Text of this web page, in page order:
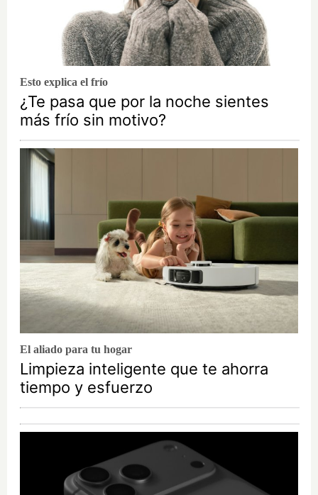
Esto explica el frío
¿Te pasa que por la noche sientes
más frío sin motivo?
El aliado para tu hogar
Limpieza inteligente que te ahorra
tiempo y esfuerzo